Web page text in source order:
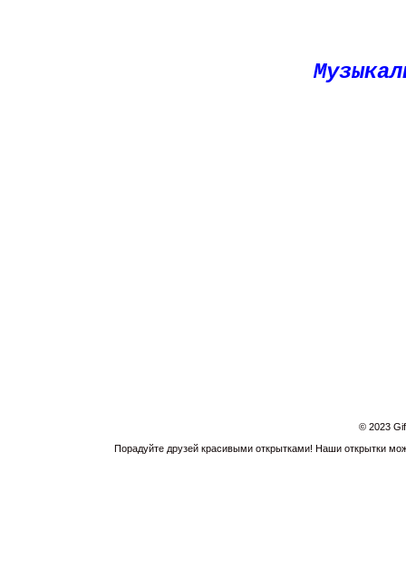
© 2023
Порадуйте друзей красивыми открытками! Наши открытки